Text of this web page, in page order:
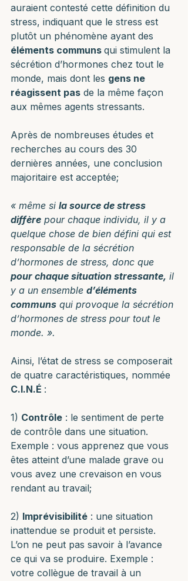
auraient contesté cette définition du
stress, indiquant que le stress est
plutôt un phénomène ayant des
éléments communs qui stimulent la
sécrétion d’hormones chez tout le
monde, mais dont les gens ne
réagissent pas de la même façon
aux mêmes agents stressants.
Après de nombreuses études et
recherches au cours des 30
dernières années, une conclusion
majoritaire est acceptée;
« même si la source de stress
diffère pour chaque individu, il y a
quelque chose de bien défini qui est
responsable de la sécrétion
d’hormones de stress, donc que
pour chaque situation stressante, il
y a un ensemble d’éléments
communs qui provoque la sécrétion
d’hormones de stress pour tout le
monde. ».
Ainsi, l’état de stress se composerait
de quatre caractéristiques, nommée
C.I.N.É :
1) Contrôle : le sentiment de perte
de contrôle dans une situation.
Exemple : vous apprenez que vous
êtes atteint d’une malade grave ou
vous avez une crevaison en vous
rendant au travail;
2) Imprévisibilité : une situation
inattendue se produit et persiste.
L’on ne peut pas savoir à l’avance
ce qui va se produire. Exemple :
votre collègue de travail à un